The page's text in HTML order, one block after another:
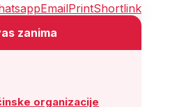
EmailPrintShortlink
zanima
organizacije